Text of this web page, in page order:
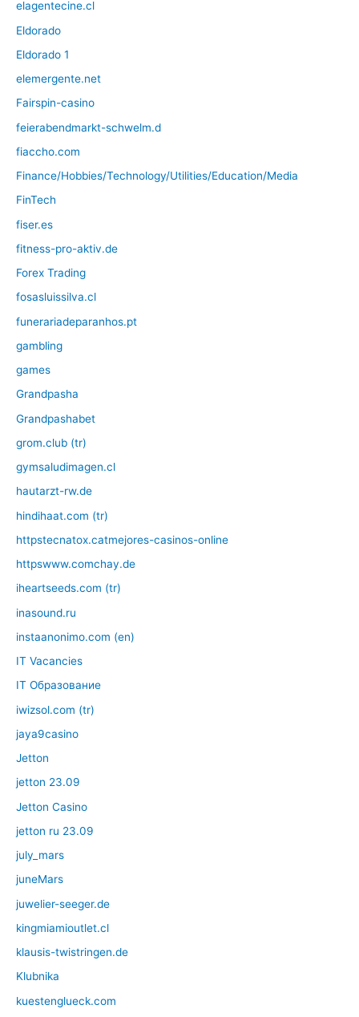
elagentecine.cl
Eldorado
Eldorado 1
elemergente.net
Fairspin-casino
feierabendmarkt-schwelm.d
fiaccho.com
Finance/Hobbies/Technology/Utilities/Education/Media
FinTech
fiser.es
fitness-pro-aktiv.de
Forex Trading
fosasluissilva.cl
funerariadeparanhos.pt
gambling
games
Grandpasha
Grandpashabet
grom.club (tr)
gymsaludimagen.cl
hautarzt-rw.de
hindihaat.com (tr)
httpstecnatox.catmejores-casinos-online
httpswww.comchay.de
iheartseeds.com (tr)
inasound.ru
instaanonimo.com (en)
IT Vacancies
IT Образование
iwizsol.com (tr)
jaya9casino
Jetton
jetton 23.09
Jetton Casino
jetton ru 23.09
july_mars
juneMars
juwelier-seeger.de
kingmiamioutlet.cl
klausis-twistringen.de
Klubnika
kuestenglueck.com